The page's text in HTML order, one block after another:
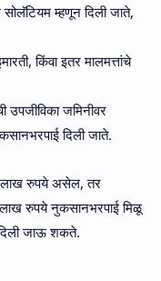
म्हणून दिली जाते,
किंवा इतर मालमत्तांचे
उपजीविका जमिनीवर
दिली जाते.
लाख रुपये असेल, तर
रुपये नुकसानभरपाई मिळू
जाऊ शकते.